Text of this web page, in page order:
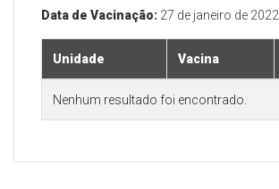
Data de Vacinação: 27 de janeiro de 2022
Unidade Vacina
Nenhum resultado foi encontrado.